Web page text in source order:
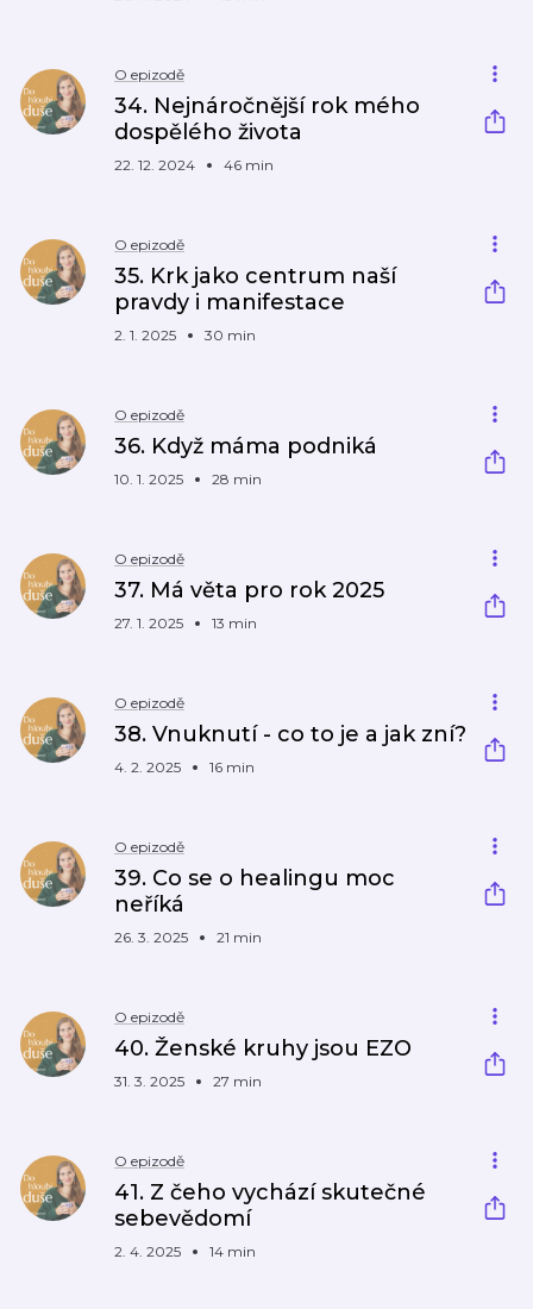
O epizodě
34. Nejnáročnější rok mého
dospělého života
22. 12. 2024 46 min
O epizodě
35. Krk jako centrum naší
pravdy i manifestace
2. 1. 2025 30 min
O epizodě
36. Když máma podniká
10. 1. 2025 28 min
O epizodě
37. Má věta pro rok 2025
27. 1. 2025 13 min
O epizodě
38. Vnuknutí - co to je a jak zní?
4. 2. 2025 16 min
O epizodě
39. Co se o healingu moc
neříká
26. 3. 2025 21 min
O epizodě
40. Ženské kruhy jsou EZO
31. 3. 2025 27 min
O epizodě
41. Z čeho vychází skutečné
sebevědomí
2. 4. 2025 14 min